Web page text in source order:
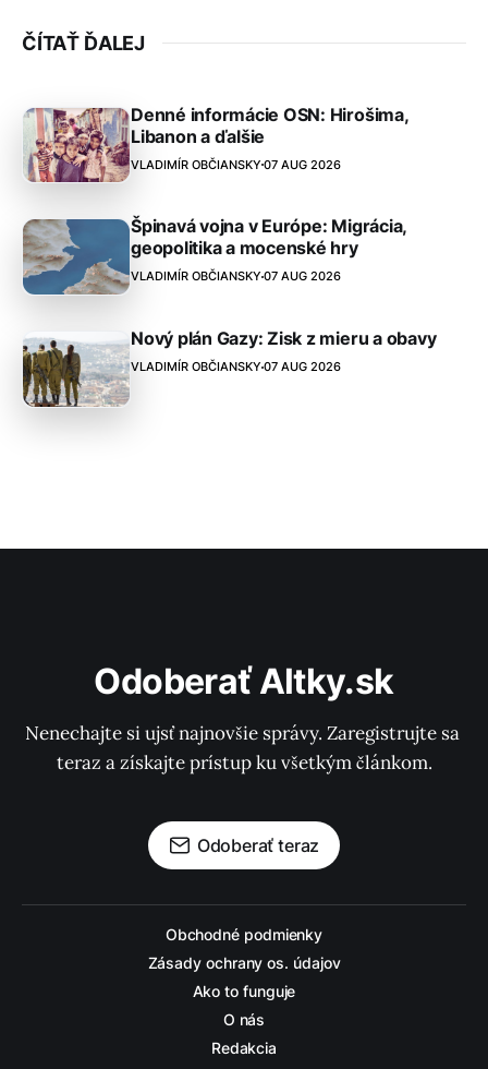
ČÍTAŤ ĎALEJ
Denné informácie OSN: Hirošima,
Libanon a ďalšie
VLADIMÍR OBČIANSKY 07 AUG 2026
Špinavá vojna v Európe: Migrácia,
geopolitika a mocenské hry
VLADIMÍR OBČIANSKY 07 AUG 2026
Nový plán Gazy: Zisk z mieru a obavy
VLADIMÍR OBČIANSKY 07 AUG 2026
Odoberať Altky.sk
Nenechajte si ujsť najnovšie správy. Zaregistrujte sa
teraz a získajte prístup ku všetkým článkom.
Odoberať teraz
Obchodné podmienky
Zásady ochrany os. údajov
Ako to funguje
O nás
Redakcia